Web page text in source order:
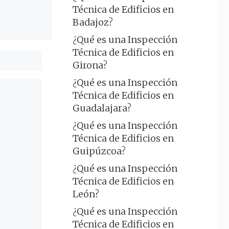
Técnica de Edificios en
Badajoz?
¿Qué es una Inspección
Técnica de Edificios en
Girona?
¿Qué es una Inspección
Técnica de Edificios en
Guadalajara?
¿Qué es una Inspección
Técnica de Edificios en
Guipúzcoa?
¿Qué es una Inspección
Técnica de Edificios en
León?
¿Qué es una Inspección
Técnica de Edificios en